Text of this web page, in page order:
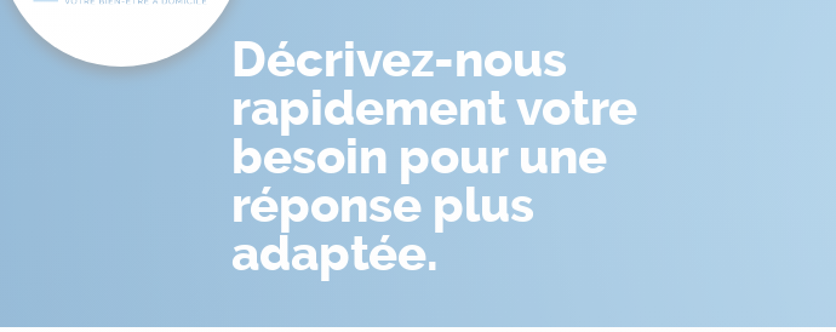
Décrivez-nous
rapidement votre
besoin pour une
réponse plus
adaptée.